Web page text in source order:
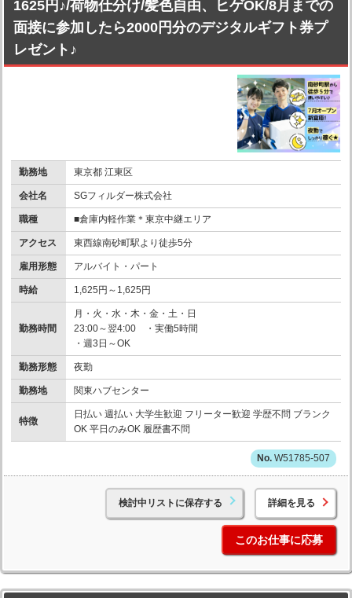
1625円♪/荷物仕分け/髪色自由、ヒゲOK/8月までの
面接に参加したら2000円分のデジタルギフト券プ
レゼント♪
勤務地 東京都 江東区
会社名 SGフィルダー株式会社
職種 ■倉庫内軽作業＊東京中継エリア
アクセス 東西線南砂町駅より徒歩5分
雇用形態 アルバイト・パート
時給 1,625円～1,625円
勤務時間
月・火・水・木・金・土・日
23:00～翌4:00 ・実働5時間
・週3日～OK
勤務形態 夜勤
勤務地 関東ハブセンター
特徴
日払い 週払い 大学生歓迎 フリーター歓迎 学歴不問 ブランク
OK 平日のみOK 履歴書不問
W51785-507
検討中リストに保存する 詳細を見る
このお仕事に応募